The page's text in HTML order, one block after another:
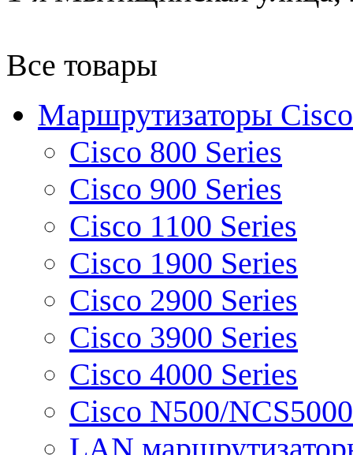
Все товары
Маршрутизаторы Cisco
Cisco 800 Series
Cisco 900 Series
Cisco 1100 Series
Cisco 1900 Series
Cisco 2900 Series
Cisco 3900 Series
Cisco 4000 Series
Cisco N500/